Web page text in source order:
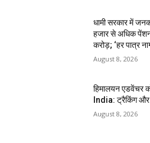
धामी सरकार में
हजार से अधिक
करोड़; ‘हर पात्र
August 8, 2026
हिमालयन एडवेंचर
India: ट्रैकिंग और
August 8, 2026